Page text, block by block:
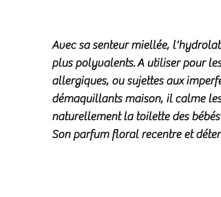
Avec sa senteur miellée,
plus polyvalents. A utiliser pour
allergiques, ou sujettes aux
démaquillants maison, il calme
naturellement la toilette des
Son parfum floral recentre et